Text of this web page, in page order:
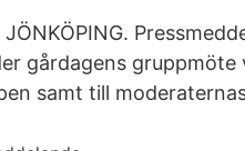
gårdagens gruppmöte
samt till